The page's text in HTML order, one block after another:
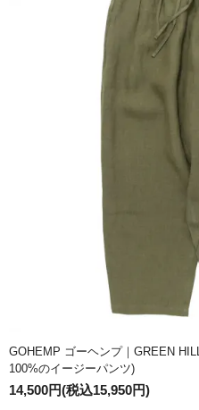
GOHEMP ゴーヘンプ｜GREEN
100%のイージーパンツ)
14,500円(税込15,950円)